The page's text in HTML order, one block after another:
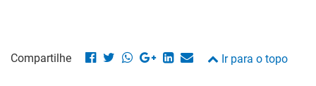
Compartilhe Ir para o topo